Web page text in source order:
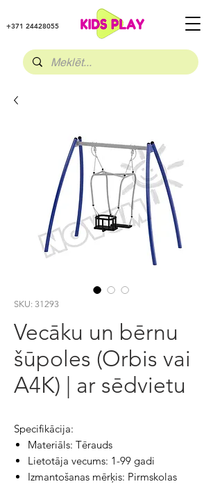
+371 24428055
SKU: 31293
Vecāku un bērnu
šūpoles (Orbis vai
A4K) | ar sēdvietu
Specifikācija:
Materiāls: Tērauds
Lietotāja vecums: 1-99 gadi
Izmantošanas mērķis: Pirmskolas